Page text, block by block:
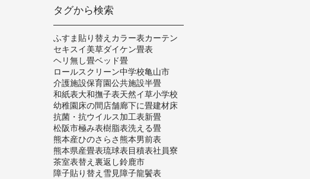
タグから検索
ふすま貼り替え カラー表カーテン
セキスイ美草ダイケン畳表
ヘリ無し畳ベッド畳
ロールスクリーン中学校亀山市
介護施設保育園公共施設半畳
和紙表大和撫子表天然イ草小学校
幼稚園床の間店舗廊下に畳建材床
抗菌・抗ウイルス加工表新畳
松阪市極み表樹脂表洗える畳
熊本産ひのさらさ熊本男前表
熊本県産畳表琉球表目積表社員寮
茶室表替え 裏返し鈴鹿市
障子貼り替え 雪見障子龍鬢表